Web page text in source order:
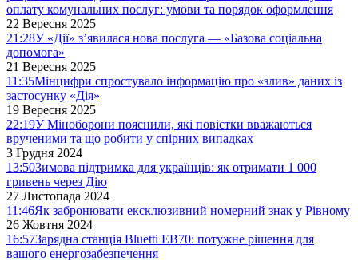
оплату комунальних послуг: умови та порядок оформлення
22 Вересня 2025
21:28У «Дії» з’явилася нова послуга — «Базова соціальна
допомога»
21 Вересня 2025
11:35Мінцифри спростувало інформацію про «злив» даних із
застосунку «Дія»
19 Вересня 2025
22:19У Міноборони пояснили, які повістки вважаються
врученими та що робити у спірних випадках
3 Грудня 2024
13:50Зимова підтримка для українців: як отримати 1 000
гривень через Дію
27 Листопада 2024
11:46Як забронювати ексклюзивний номерний знак у Рівному
26 Жовтня 2024
16:57Зарядна станція Bluetti EB70: потужне рішення для
вашого енергозабезпечення